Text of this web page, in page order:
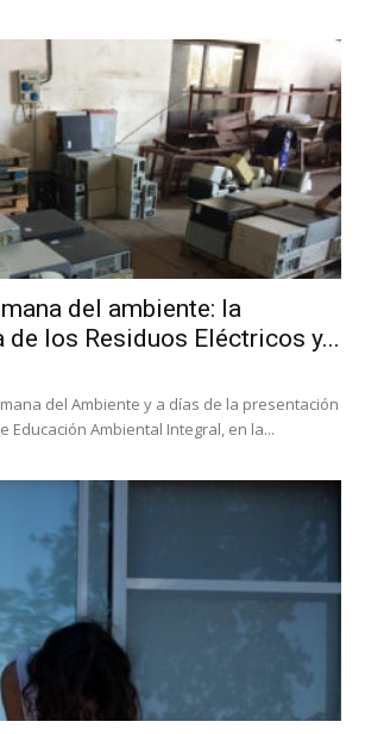
del ambiente: la
de los Residuos Eléctricos y...
del Ambiente y a días de la presentación
Educación Ambiental Integral, en la...